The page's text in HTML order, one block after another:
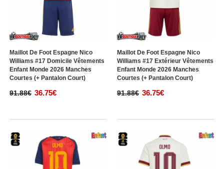
Maillot De Foot Espagne Nico
Williams #17 Domicile Vêtements
Enfant Monde 2026 Manches
Courtes (+ Pantalon Court)
91.88€ 36.75€
Maillot De Foot Espagne Nico
Williams #17 Extérieur Vêtements
Enfant Monde 2026 Manches
Courtes (+ Pantalon Court)
91.88€ 36.75€